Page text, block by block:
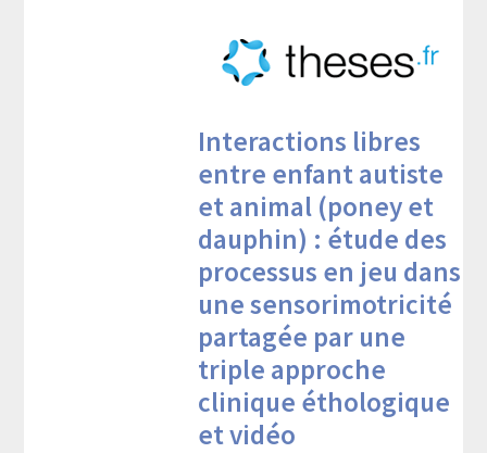
Interactions libres
entre enfant autiste
et animal (poney et
dauphin) : étude des
processus en jeu dans
une sensorimotricité
partagée par une
triple approche
clinique éthologique
et vidéo